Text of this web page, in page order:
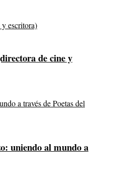
de cine y
uniendo al mundo a